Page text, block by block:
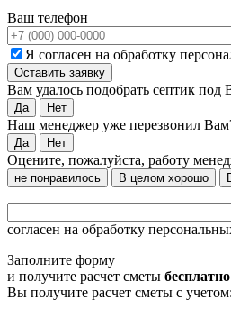
Ваш телефон
Я согласен на обработку
Вам удалось подобрать септик под
Да Нет
Наш менеджер уже перезвонил
Да Нет
Оцените, пожалуйста, работу
не понравилось В целом хорошо
согласен на обработку
Заполните форму
и получите расчет сметы бесплатно
Вы получите расчет сметы с учетом: